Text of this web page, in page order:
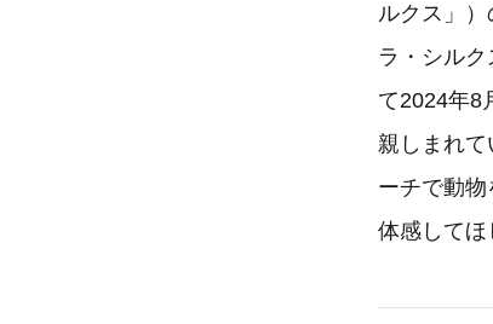
ルクス」
ラ・シル
て2024年8
親しまれ
ーチで動
体感してほ